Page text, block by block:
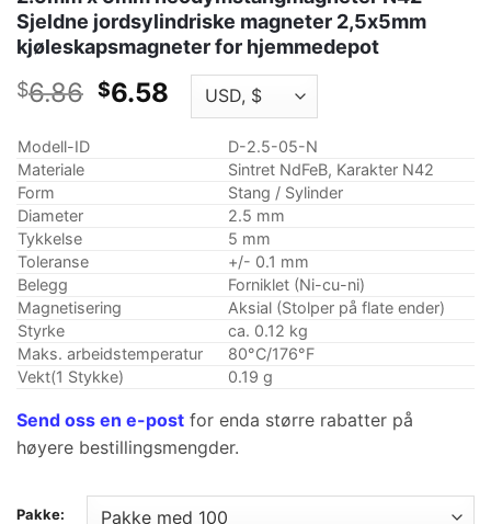
Sjeldne jordsylindriske magneter 2,5x5mm
kjøleskapsmagneter for hjemmedepot
$6.86 Opprinnelig
$6.58 Gjeldende
pris
$6.58.
Modell-ID
D-2.5-05-N
Materiale
Sintret NdFeB, Karakter N42
Form
Stang / Sylinder
Diameter
2.5 mm
Tykkelse
5 mm
Toleranse
+/- 0.1 mm
Belegg
Forniklet (Ni-cu-ni)
Magnetisering
Aksial (Stolper på flate ender)
Styrke
ca. 0.12 kg
Maks. arbeidstemperatur
80°C/176°F
Vekt(1 Stykke)
0.19 g
Send oss ​​en e-post for enda større rabatter på
høyere bestillingsmengder.
Pakke: